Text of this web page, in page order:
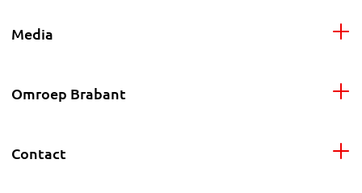
Media
Omroep Brabant
Contact